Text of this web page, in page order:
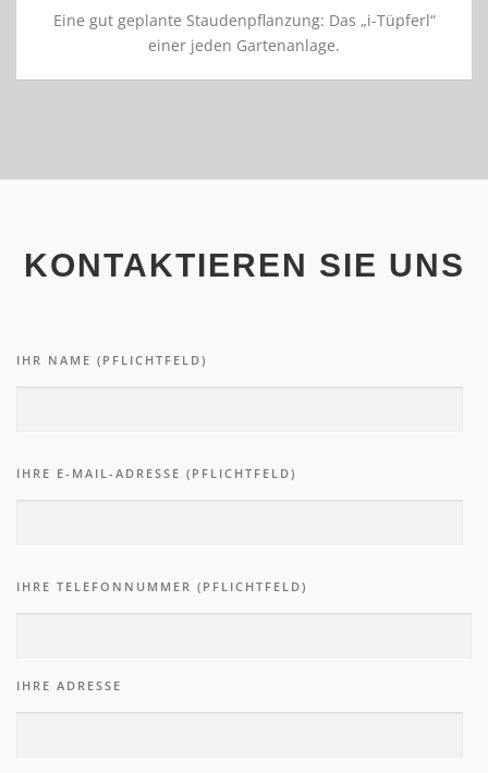
Eine gut geplante Staudenpflanzung: Das „i-Tüpferl“
einer jeden Gartenanlage.
KONTAKTIEREN SIE UNS
IHR NAME (PFLICHTFELD)
IHRE E-MAIL-ADRESSE (PFLICHTFELD)
IHRE TELEFONNUMMER (PFLICHTFELD)
IHRE ADRESSE